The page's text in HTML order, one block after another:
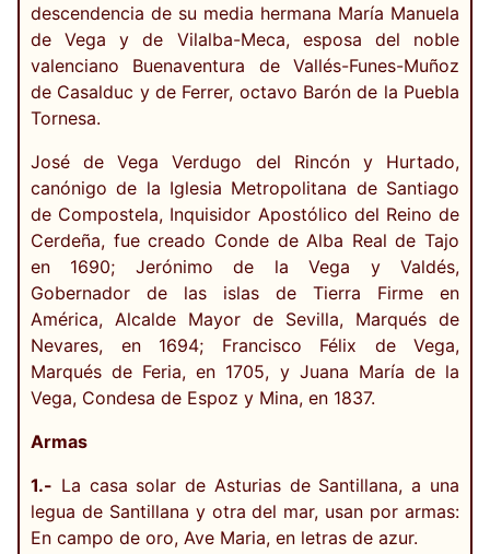
descendencia de su media hermana María Manuela
de Vega y de Vilalba-Meca, esposa del noble
valenciano Buenaventura de Vallés-Funes-Muñoz
de Casalduc y de Ferrer, octavo Barón de la Puebla
Tornesa.
José de Vega Verdugo del Rincón y Hurtado,
canónigo de la Iglesia Metropolitana de Santiago
de Compostela, Inquisidor Apostólico del Reino de
Cerdeña, fue creado Conde de Alba Real de Tajo
en 1690; Jerónimo de la Vega y Valdés,
Gobernador de las islas de Tierra Firme en
América, Alcalde Mayor de Sevilla, Marqués de
Nevares, en 1694; Francisco Félix de Vega,
Marqués de Feria, en 1705, y Juana María de la
Vega, Condesa de Espoz y Mina, en 1837.
Armas
1.- La casa solar de Asturias de Santillana, a una
legua de Santillana y otra del mar, usan por armas:
En campo de oro, Ave Maria, en letras de azur.